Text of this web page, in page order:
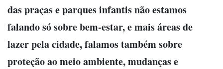
das praças e parques infantis não estamos
falando só sobre bem-estar, e mais áreas de
lazer pela cidade, falamos também sobre
proteção ao meio ambiente, mudanças e